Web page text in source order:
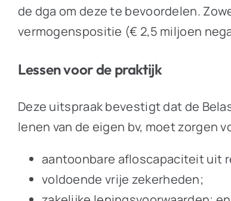
de dga om deze te bevoordelen.
vermogenspositie (€ 2,5 miljoen
Lessen voor de praktijk
Deze uitspraak bevestigt dat de
lenen van de eigen bv, moet zorgen
aantoonbare afloscapaciteit uit
voldoende vrije zekerheden;